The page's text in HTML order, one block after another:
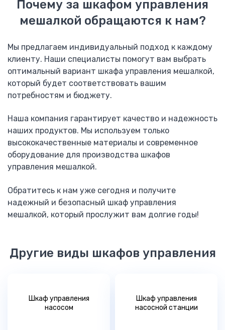
C120N
iC60N
Дифференциальный автомат DPN
Tesys D
Tesys E
iCT
Программирование логических контроллеров
Siemens SIMATIC S7-200
Документация
Распродажа
Контакты
Почему за шкафом управления
мешалкой обращаются к нам?
Мы предлагаем индивидуальный подход к каждому
клиенту. Наши специалисты помогут вам выбрать
оптимальный вариант шкафа управления мешалкой,
который будет соответствовать вашим
потребностям и бюджету.
Наша компания гарантирует качество и надежность
наших продуктов. Мы используем только
высококачественные материалы и современное
оборудование для производства шкафов
управления мешалкой.
Обратитесь к нам уже сегодня и получите
надежный и безопасный шкаф управления
мешалкой, который прослужит вам долгие годы!
Другие виды шкафов управления
Шкаф управления
насосом
Шкаф управления
насосной станции